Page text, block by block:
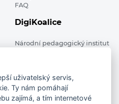
FAQ
DigiKoalice
Národní pedagogický institut
All rights reserved
uživatelský servis,
Ty nám pomáhají
zajímá, a tím internetové